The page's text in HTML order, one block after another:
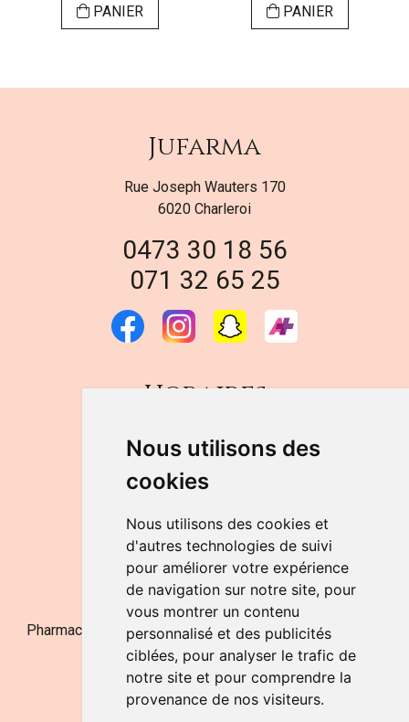
Nous utilisons des
cookies
Nous utilisons des cookies et
d'autres technologies de suivi
pour améliorer votre expérience
de navigation sur notre site, pour
vous montrer un contenu
personnalisé et des publicités
ciblées, pour analyser le trafic de
notre site et pour comprendre la
provenance de nos visiteurs.
PANIER PANIER
Jufarma
Rue Joseph Wauters 170
6020 Charleroi
0473 30 18 56
071 32 65 25
Horaires
DU LUNDI AU VENDREDI
de 9h à 12h30 et de 14h à 18h
LE SAMEDI
de 9h à 12h30
NOUS CONTACTER
Pharmacie Jufarma - Fatima Abachra - APB 521704 - N°
Entreprise BE0882-700-592